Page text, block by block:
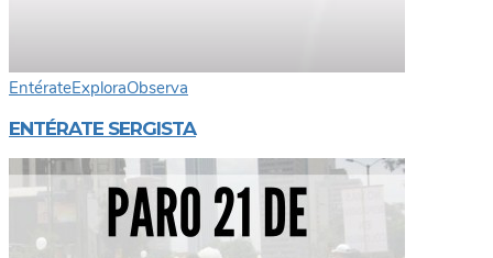
EntérateExploraObserva
ENTÉRATE SERGISTA